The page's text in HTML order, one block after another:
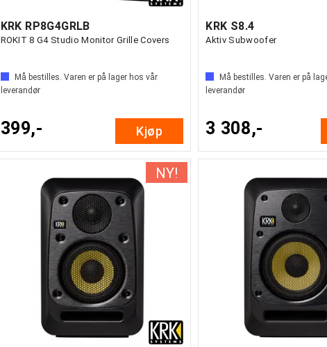
KRK RP8G4GRLB
ROKIT 8 G4 Studio Monitor Grille Covers
Må bestilles. Varen er på lager hos vår
leverandør
399,- Kjøp
KRK S8.4
Aktiv Subwoofer
Må bestilles. Varen er på
leverandør
3 308,-